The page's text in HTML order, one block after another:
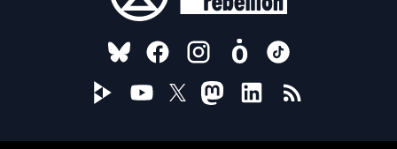
FOLLOW US ON